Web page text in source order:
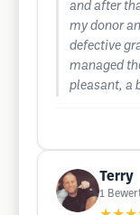
and after
my donor
defective
managed
pleasant, a
Terry
1